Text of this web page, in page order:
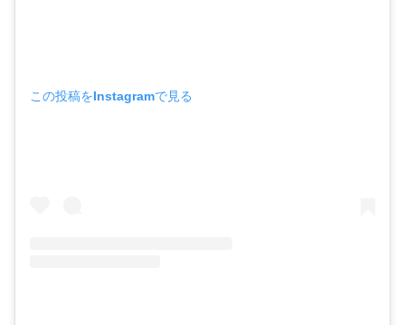
この投稿をInstagramで見る